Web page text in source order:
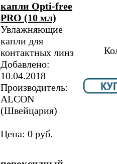
капли Opti-free
PRO (10 мл)
Увлажняющие
капли для
контактных линз
Добавлено:
10.04.2018
Производитель:
ALCON
(Швейцария)
Цена: 0 руб.